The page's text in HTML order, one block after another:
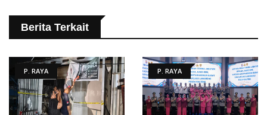
Berita Terkait
P. RAYA P. RAYA